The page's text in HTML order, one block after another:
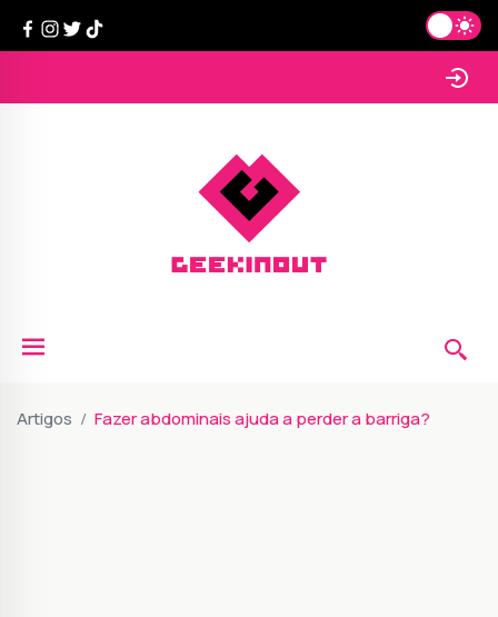
Artigos Fazer abdominais ajuda a perder a barriga?